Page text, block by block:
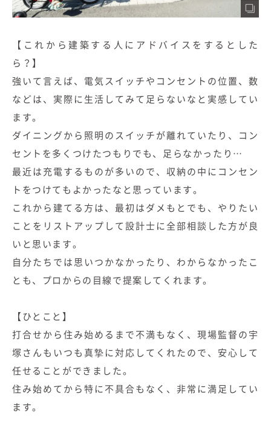
【これから建築する人にアドバイスをするとした
ら？】
強いて言えば、電気スイッチやコンセントの位置、数
などは、実際に生活してみて足らないなと実感してい
ます。
ダイニングから照明のスイッチが離れていたり、コン
セントを多くつけたつもりでも、足らなかったり…
最近は充電するものが多いので、収納の中にコンセン
トをつけてもよかったなと思っています。
これから建てる方は、最初はダメもとでも、やりたい
ことをリストアップして設計士に全部相談した方が良
いと思います。
自分たちでは思いつかなかったり、わからなかったこ
とも、プロからの目線で提案してくれます。
【ひとこと】
打合せから住み始めるまで不満もなく、現場監督の宇
塚さんもいつも真摯に対応してくれたので、安心して
任せることができました。
住み始めてから特に不具合もなく、非常に満足してい
ます。